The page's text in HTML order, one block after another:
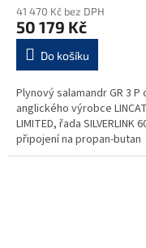
41 470 Kč bez DPH
50 179 Kč
Do košíku
Plynový salamandr GR 3 P
anglického výrobce LINCAT
LIMITED, řada SILVERLINK
připojení na propan-butan
keramické plynové hořáky